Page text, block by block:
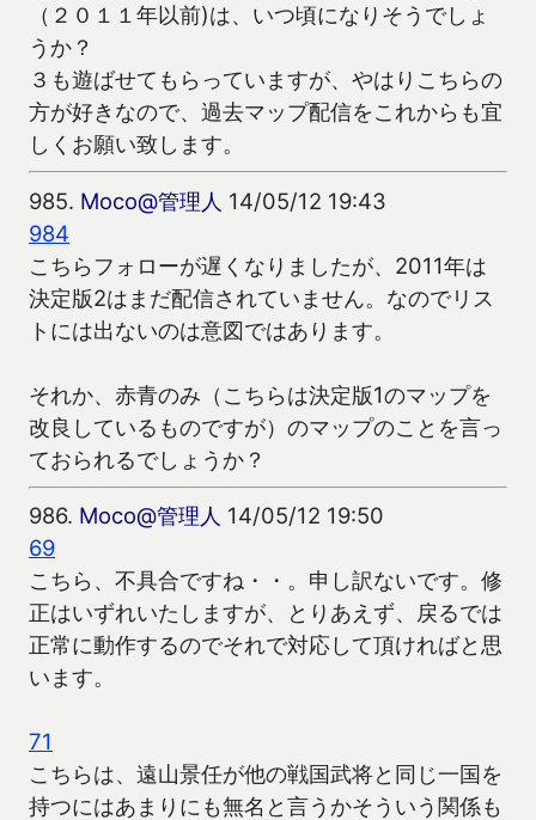
（２０１１年以前)は、いつ頃になりそうでしょ
うか？
３も遊ばせてもらっていますが、やはりこちらの
方が好きなので、過去マップ配信をこれからも宜
しくお願い致します。
985. Moco@管理人 14/05/12 19:43
984
こちらフォローが遅くなりましたが、2011年は
決定版2はまだ配信されていません。なのでリス
トには出ないのは意図ではあります。
それか、赤青のみ（こちらは決定版1のマップを
改良しているものですが）のマップのことを言っ
ておられるでしょうか？
986. Moco@管理人 14/05/12 19:50
69
こちら、不具合ですね・・。申し訳ないです。修
正はいずれいたしますが、とりあえず、戻るでは
正常に動作するのでそれで対応して頂ければと思
います。
71
こちらは、遠山景任が他の戦国武将と同じ一国を
持つにはあまりにも無名と言うかそういう関係も